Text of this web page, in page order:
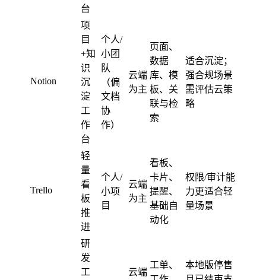
台
Notion
项
目
+知
识
沉
淀
工
作
台
个人/
小团
队
（偏
文档
协
作）
云端
为主
页面、
数据
库、模
板、关
联与检
索
适合沉淀；
强合规场景
需评估云策
略
Trello
轻
量
看
板
推
进
个人/
小项
目
云端
为主
看板、
卡片、
提醒、
基础自
动化
权限/审计能
力更适合轻
量场景
研
发
工
云端
工单、
本地版停售